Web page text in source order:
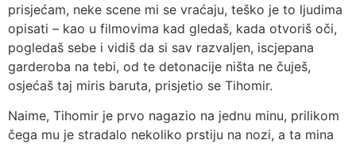
prisjećam, neke scene mi se vraćaju, teško je to ljudima
opisati – kao u filmovima kad gledaš, kada otvoriš oči,
pogledaš sebe i vidiš da si sav razvaljen, iscjepana
garderoba na tebi, od te detonacije ništa ne čuješ,
osjećaš taj miris baruta, prisjetio se Tihomir.
Naime, Tihomir je prvo nagazio na jednu minu, prilikom
čega mu je stradalo nekoliko prstiju na nozi, a ta mina